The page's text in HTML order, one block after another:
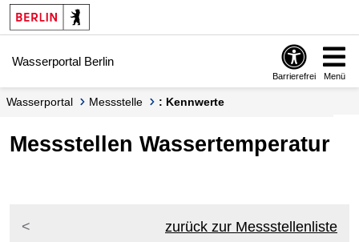
Springe zur Navigation
Springe zum Inhalt
Wasserportal Berlin
Barrierefrei Menü
Wasserportal Messstelle : Kennwerte
Messstellen Wassertemperatur
zurück zur Messstellenliste